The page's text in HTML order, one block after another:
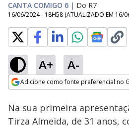
CANTA COMIGO 6 | Do R7
16/06/2024 - 18H58 (ATUALIZADO EM 16/
A+ A-
Adicione como fonte preferencial no
Ativar
Loaded:
10.90%
Na sua primeira
Tirza Almeida, de 31 anos,